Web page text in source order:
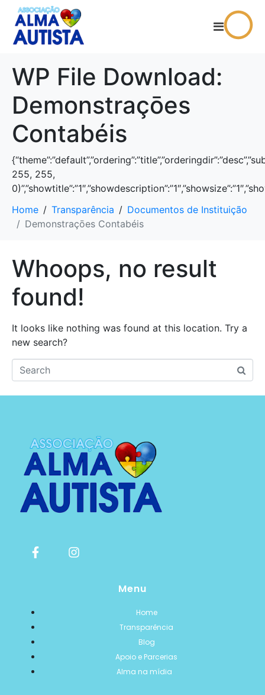
WP File Download:
Demonstraçōes
Contabéis
255, 255,
Home
Transparência
Documentos de Instituição
Demonstraçōes Contabéis
Whoops, no result
found!
It looks like nothing was found at this location. Try a
new search?
Menu
Home
Transparência
Blog
Apoio e Parcerias
Alma na mídia